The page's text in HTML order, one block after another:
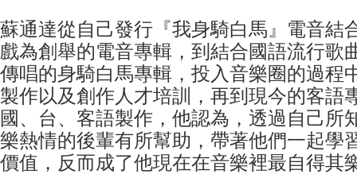
蘇通達從自己發行『我身騎白馬』電音結
戲為創舉的電音專輯，到結合國語流行歌
傳唱的身騎白馬專輯，投入音樂圈的過程
製作以及創作人才培訓，再到現今的客語
國、台、客語製作，他認為，透過自己所
樂熱情的後輩有所幫助，帶著他們一起學
價值，反而成了他現在在音樂裡最自得其